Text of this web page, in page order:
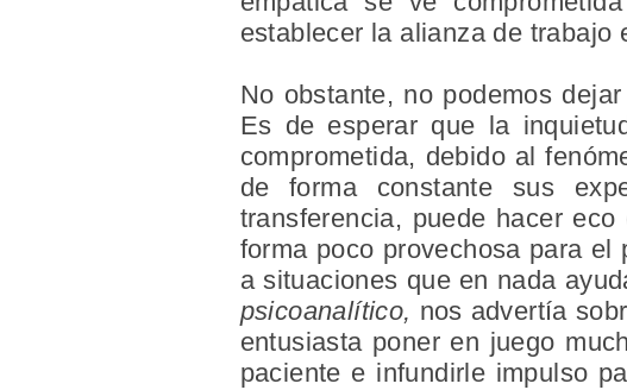
establecer la alianza de trabajo
No obstante, no podemos
Es de esperar que la
comprometida, debido al
de forma constante sus
transferencia, puede hacer
forma poco provechosa para
a situaciones que en nada
psicoanalítico, nos advertía
entusiasta poner en juego
paciente e infundirle impulso